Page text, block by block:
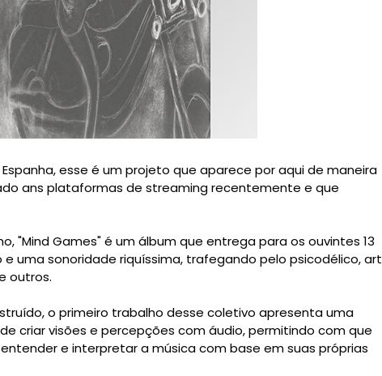
esse é um projeto que aparece por aqui de maneira
ans plataformas de streaming recentemente e que
"Mind Games" é um álbum que entrega para os ouvintes 13
e uma sonoridade riquíssima, trafegando pelo psicodélico, art
outros.
o primeiro trabalho desse coletivo apresenta uma
criar visões e percepções com áudio, permitindo com que
e interpretar a música com base em suas próprias